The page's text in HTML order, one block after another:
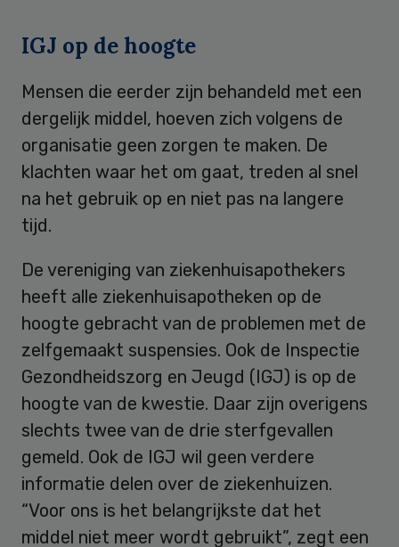
IGJ op de hoogte
Mensen die eerder zijn behandeld met een
dergelijk middel, hoeven zich volgens de
organisatie geen zorgen te maken. De
klachten waar het om gaat, treden al snel
na het gebruik op en niet pas na langere
tijd.
De vereniging van ziekenhuisapothekers
heeft alle ziekenhuisapotheken op de
hoogte gebracht van de problemen met de
zelfgemaakt suspensies. Ook de Inspectie
Gezondheidszorg en Jeugd (IGJ) is op de
hoogte van de kwestie. Daar zijn overigens
slechts twee van de drie sterfgevallen
gemeld. Ook de IGJ wil geen verdere
informatie delen over de ziekenhuizen.
“Voor ons is het belangrijkste dat het
middel niet meer wordt gebruikt”, zegt een